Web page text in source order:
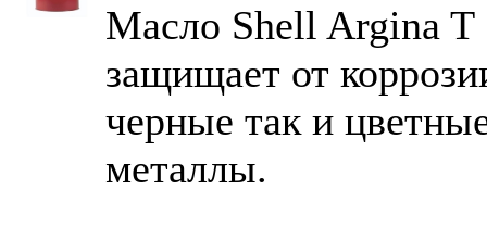
Масло Shell Argina T
защищает от
черные так и
металлы.